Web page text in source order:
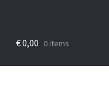
€0,00 0 items